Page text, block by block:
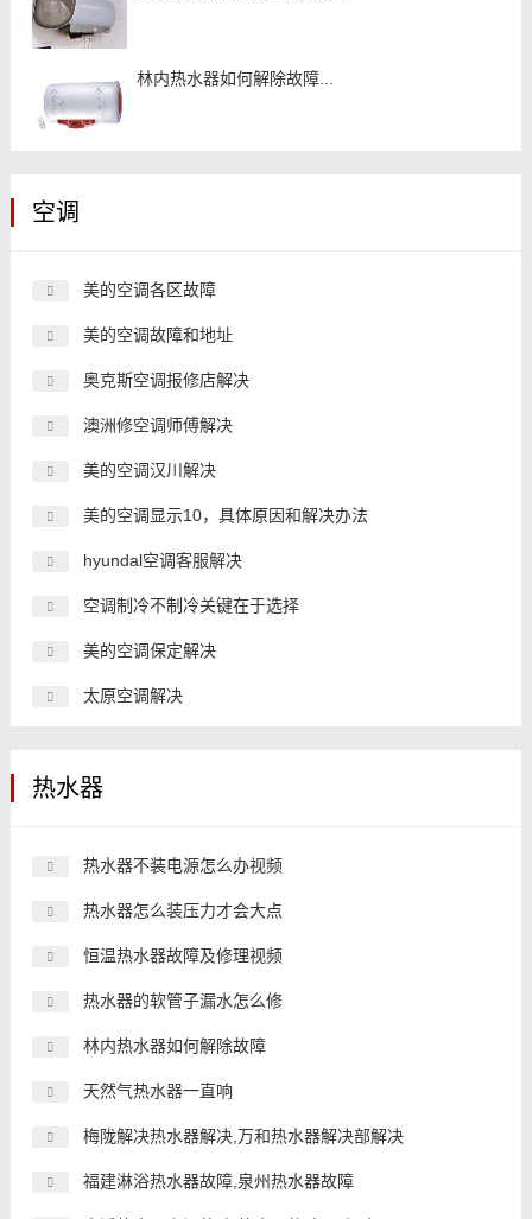
林内热水器如何解除故障...
空调
美的空调各区故障
美的空调故障和地址
奥克斯空调报修店解决
澳洲修空调师傅解决
美的空调汉川解决
美的空调显示10，具体原因和解决办法
hyundal空调客服解决
空调制冷不制冷关键在于选择
美的空调保定解决
太原空调解决
热水器
热水器不装电源怎么办视频
热水器怎么装压力才会大点
恒温热水器故障及修理视频
热水器的软管子漏水怎么修
林内热水器如何解除故障
天然气热水器一直响
梅陇解决热水器解决,万和热水器解决部解决
福建淋浴热水器故障,泉州热水器故障